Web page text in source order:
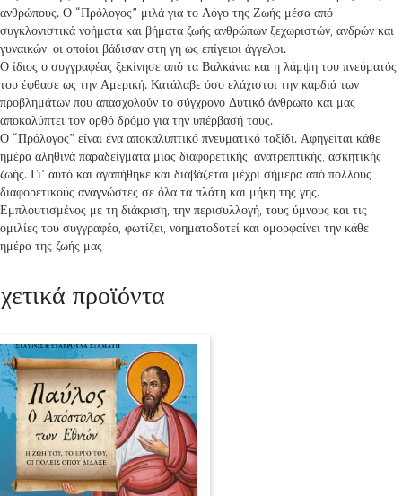
ανθρώπους. Ο “Πρόλογος” μιλά για το Λόγο της Ζωής μέσα από
συγκλονιστικά νοήματα και βήματα ζωής ανθρώπων ξεχωριστών, ανδρών και
γυναικών, οι οποίοι βάδισαν στη γη ως επίγειοι άγγελοι.
Ο ίδιος ο συγγραφέας ξεκίνησε από τα Βαλκάνια και η λάμψη του πνεύματός
του έφθασε ως την Αμερική. Κατάλαβε όσο ελάχιστοι την καρδιά των
προβλημάτων που απασχολούν το σύγχρονο Δυτικό άνθρωπο και μας
αποκαλύπτει τον ορθό δρόμο για την υπέρβασή τους.
Ο “Πρόλογος” είναι ένα αποκαλυπτικό πνευματικό ταξίδι. Αφηγείται κάθε
ημέρα αληθινά παραδείγματα μιας διαφορετικής, ανατρεπτικής, ασκητικής
ζωής. Γι’ αυτό και αγαπήθηκε και διαβάζεται μέχρι σήμερα από πολλούς
διαφορετικούς αναγνώστες σε όλα τα πλάτη και μήκη της γης.
Εμπλουτισμένος με τη διάκριση, την περισυλλογή, τους ύμνους και τις
ομιλίες του συγγραφέα, φωτίζει, νοηματοδοτεί και ομορφαίνει την κάθε
ημέρα της ζωής μας
προϊόντα